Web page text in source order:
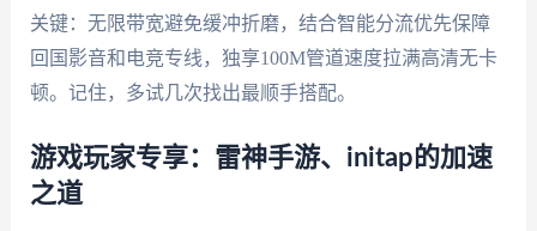
关键：无限带宽避免缓冲折磨，结合智能分流优先保障
回国影音和电竞专线，独享100M管道速度拉满高清无卡
顿。记住，多试几次找出最顺手搭配。
游戏玩家专享：雷神手游、initap的加速
之道